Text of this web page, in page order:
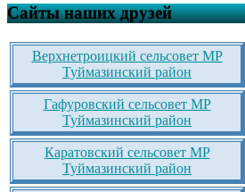
Сайты наших друзей
Верхнетроицкий сельсовет МР
Туймазинский район
Гафуровский сельсовет МР
Туймазинский район
Каратовский сельсовет МР
Туймазинский район